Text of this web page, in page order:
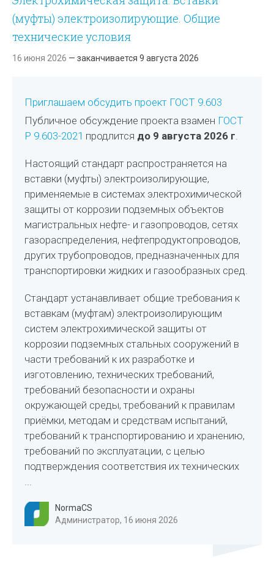
(муфты) электроизолирующие. Общие
технические условия
16 июня 2026 — заканчивается 9 августа 2026
Приглашаем обсудить проект ГОСТ 9.603
Публичное обсуждение проекта взамен ГОСТ
Р 9.603-2021 продлится до 9 августа 2026 г.
Настоящий стандарт распространяется на
вставки (муфты) электроизолирующие,
применяемые в системах электрохимической
защиты от коррозии подземных объектов
магистральных нефте- и газопроводов, сетях
газораспределения, нефтепродуктопроводов,
других трубопроводов, предназначенных для
транспортировки жидких и газообразных сред.
Стандарт устанавливает общие требования к
вставкам (муфтам) электроизолирующим
систем электрохимической защиты от
коррозии подземных стальных сооружений в
части требований к их разработке и
изготовлению, технических требований,
требований безопасности и охраны
окружающей среды, требований к правилам
приёмки, методам и средствам испытаний,
требований к транспортированию и хранению,
требований по эксплуатации, с целью
подтверждения соответствия их технических
...
NormaCS
Администратор, 16 июня 2026